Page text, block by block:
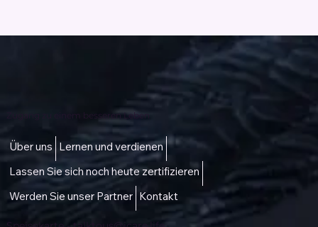
Zugang zu einem besseren Leben
Über uns Lernen und verdienen
Lassen Sie sich noch heute zertifizieren
Werden Sie unser Partner Kontakt